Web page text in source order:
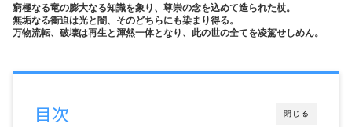
窮極なる竜の膨大なる知識を象り、尊崇の念を込めて造られた杖。
無垢なる衝迫は光と闇、そのどちらにも染まり得る。
万物流転、破壊は再生と渾然一体となり、此の世の全てを凌駕せしめん。
閉じる
目次